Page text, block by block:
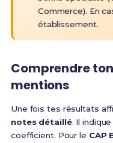
Commerce). En
établissement.
Comprendre
mentions
Une fois tes résultats
notes détaillé. Il
coefficient. Pour le CAP